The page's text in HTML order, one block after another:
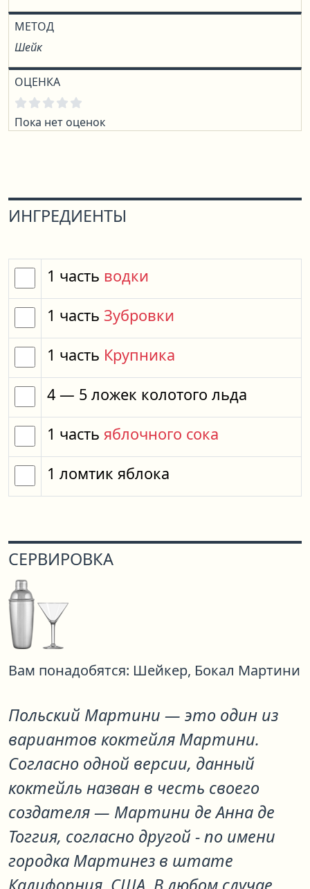
МЕТОД
Шейк
ОЦЕНКА
Пока нет оценок
ИНГРЕДИЕНТЫ
1 часть водки
1 часть Зубровки
1 часть Крупника
4 — 5 ложек колотого льда
1 часть яблочного сока
1 ломтик яблока
СЕРВИРОВКА
Вам понадобятся: Шейкер, Бокал Мартини
Польский Мартини — это один из
вариантов коктейля Мартини.
Согласно одной версии, данный
коктейль назван в честь своего
создателя — Мартини де Анна де
Тоггия, согласно другой - по имени
городка Мартинез в штате